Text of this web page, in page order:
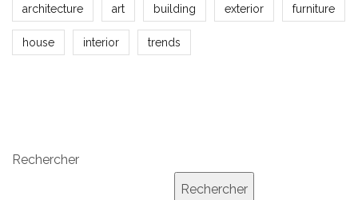
architecture art building exterior furniture
house interior trends
Rechercher
Rechercher